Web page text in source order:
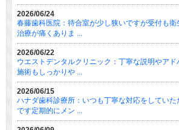
2026/06/24
春藤歯科医院：待合室が少し狭いですが受付も衛
治療が痛くありま ...
2026/06/22
ウエストデンタルクリニック：丁寧な説明やアド
施術もしっかりや ...
2026/06/15
ハナダ歯科診療所：いつも丁寧な対応をしていた
です定期的にメン ...